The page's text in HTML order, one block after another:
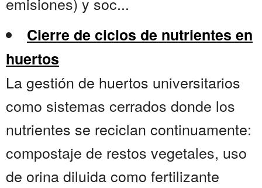
Cierre de ciclos de nutrientes en
huertos
La gestión de huertos universitarios
como sistemas cerrados donde los
nutrientes se reciclan continuamente:
compostaje de restos vegetales, uso
de orina diluida como fertilizante